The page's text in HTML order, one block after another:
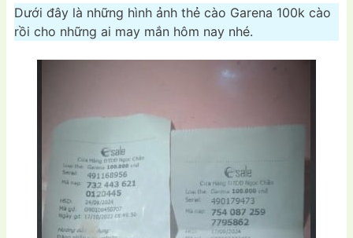
Dưới đây là những hình ảnh thẻ cào Garena 100k cào
rồi cho những ai may mắn hôm nay nhé.